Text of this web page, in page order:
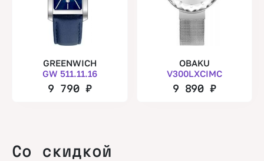
GREENWICH
GW 511.11.16
9 790 ₽
OBAKU
V300LXCIMC
9 890₽
Со скидкой